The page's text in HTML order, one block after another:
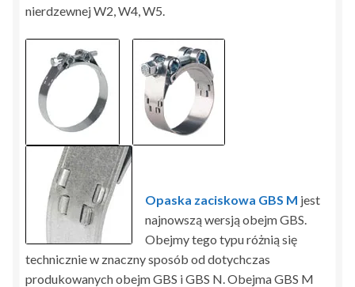
nierdzewnej W2, W4, W5.
Opaska zaciskowa GBS M jest
najnowszą wersją obejm GBS.
Obejmy tego typu różnią się
technicznie w znaczny sposób od dotychczas
produkowanych obejm GBS i GBS N. Obejma GBS M